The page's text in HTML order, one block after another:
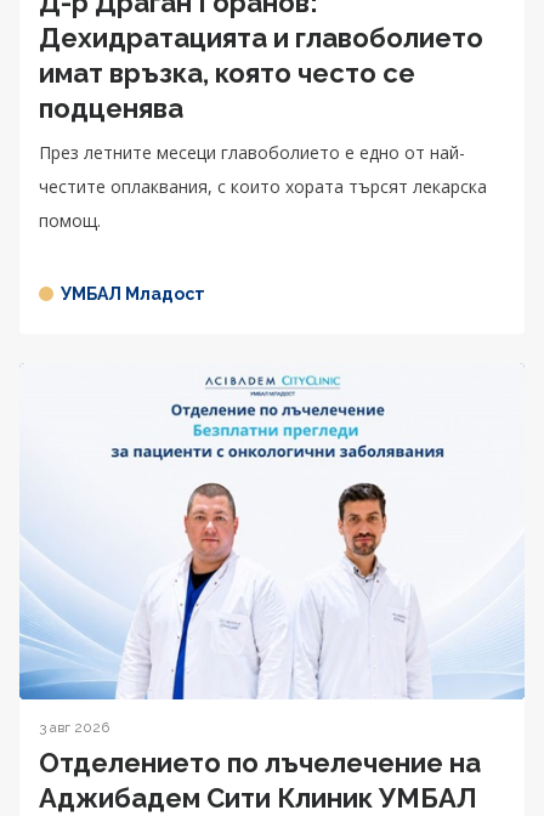
Дехидратацията и главоболието
имат връзка, която често се
подценява
През летните месеци главоболието е едно от най-
честите оплаквания, с които хората търсят лекарска
помощ.
УМБАЛ Младост
3 авг 2026
Отделението по лъчелечение на
Аджибадем Сити Клиник УМБАЛ